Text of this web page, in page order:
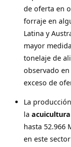
de oferta en
forraje en
Latina y
mayor
tonelaje de
observado
exceso de
La
la acuicultura
hasta 52.966
en este